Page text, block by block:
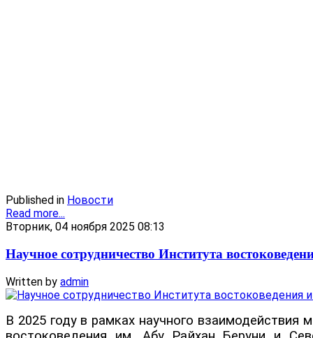
Published in Новости
Read more...
Вторник, 04 ноября 2025 08:13
Научное сотрудничество Института
Written by admin
В 2025 году в рамках научного